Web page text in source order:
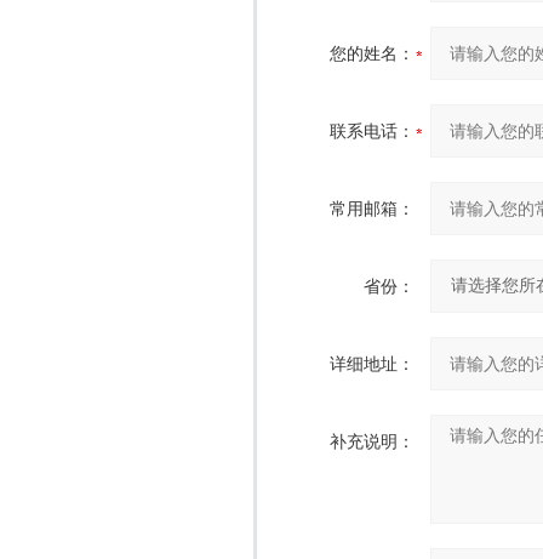
您的姓名：
联系电话：
常用邮箱：
省份：
详细地址：
补充说明：